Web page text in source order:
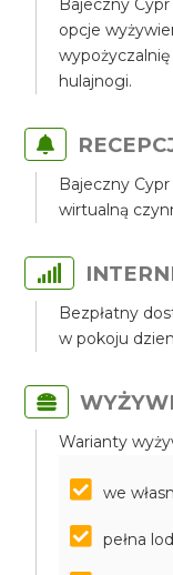
Bajeczny
opcje
hulajnogi.
Bajeczny
wirtualną
Bezpłatny
w pokoju
Warianty
we
pełna